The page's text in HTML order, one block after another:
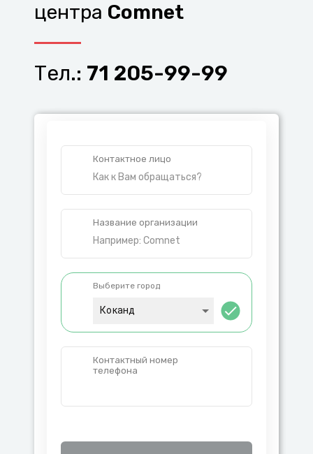
центра Comnet
Тел.: 71 205-99-99
Контактное лицо
Название организации
Выберите город
Коканд
Контактный номер
телефона